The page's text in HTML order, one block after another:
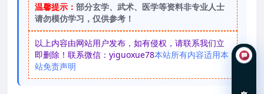
温馨提示： 部分玄学、武术、医学等资料非专业人士
请勿模仿学习，仅供参考！
以上内容由网站用户发布，如有侵权，请联系我们立
即删除！联系微信：yiguoxue78本站所有内容适用本
站免责声明